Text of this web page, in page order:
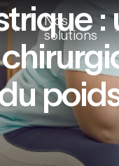
Nos
solutions: